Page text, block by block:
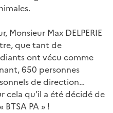
Monsieur Max DELPERIE
que tant de
ont vécu comme
650 personnes
de direction…
cela qu’il a été décidé de
PA » !